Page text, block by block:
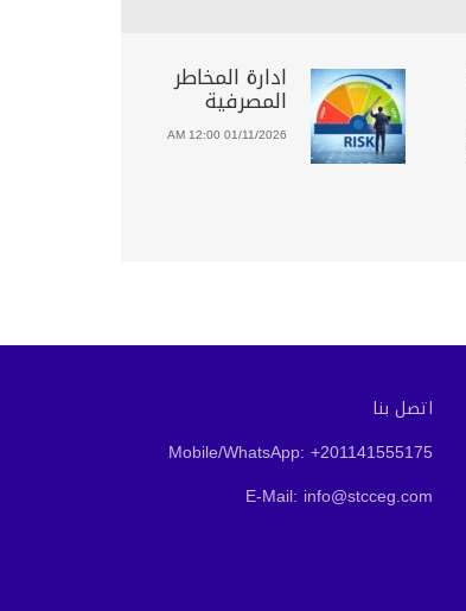
ادارة المخاطر
المصرفية
01/11/2026 12:00 AM
اتصل بنا
Mobile/WhatsApp: +201141555175
E-Mail: info@stcceg.com